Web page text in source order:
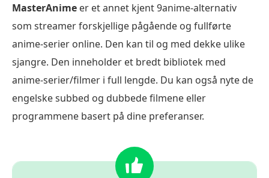
MasterAnime er et annet kjent 9anime-alternativ
som streamer forskjellige pågående og fullførte
anime-serier online. Den kan til og med dekke ulike
sjangre. Den inneholder et bredt bibliotek med
anime-serier/filmer i full lengde. Du kan også nyte de
engelske subbed og dubbede filmene eller
programmene basert på dine preferanser.